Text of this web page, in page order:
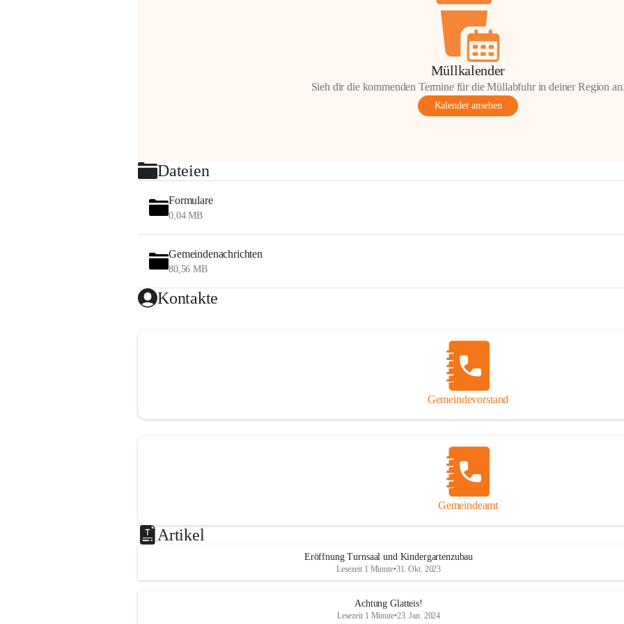
Müllkalender
Sieh dir die kommenden Termine für die Müllabfuhr in deiner Region
Kalender ansehen
Dateien
Formulare
0,04 MB
Gemeindenachrichten
80,56 MB
Kontakte
Gemeindevorstand
Gemeindeamt
Artikel
Eröffnung Turnsaal und Kindergartenzubau
Lesezeit 1 Minute•31. Okt. 2023
Achtung Glatteis!
Lesezeit 1 Minute•23. Jan. 2024